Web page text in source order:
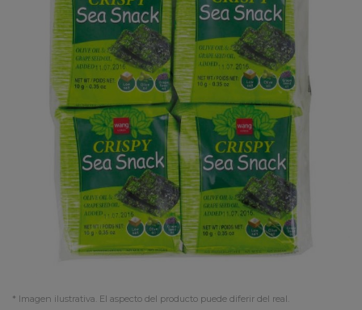
* Imagen ilustrativa. El aspecto del producto puede diferir del real.